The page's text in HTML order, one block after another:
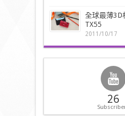
全球最薄3D
TX55
2011/10/17
26